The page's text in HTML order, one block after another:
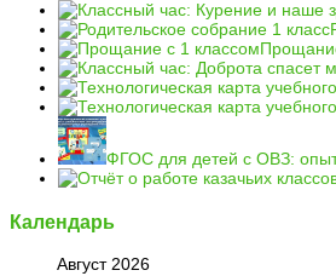
ФГОС для детей с ОВЗ:
Календарь
Август 2026